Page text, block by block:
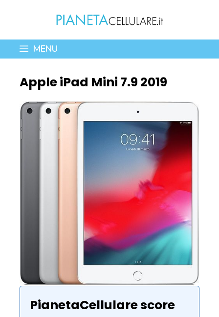
contenuto
MENU
Apple iPad Mini 7.9 2019
PianetaCellulare score